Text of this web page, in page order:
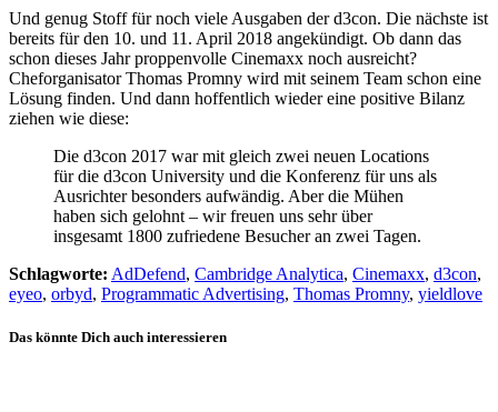
Und genug Stoff für noch viele Ausgaben der d3con. Die nächste ist
bereits für den 10. und 11. April 2018 angekündigt. Ob dann das
schon dieses Jahr proppenvolle Cinemaxx noch ausreicht?
Cheforganisator Thomas Promny wird mit seinem Team schon eine
Lösung finden. Und dann hoffentlich wieder eine positive Bilanz
ziehen wie diese:
Die d3con 2017 war mit gleich zwei neuen Locations
für die d3con University und die Konferenz für uns als
Ausrichter besonders aufwändig. Aber die Mühen
haben sich gelohnt – wir freuen uns sehr über
insgesamt 1800 zufriedene Besucher an zwei Tagen.
Schlagworte: AdDefend, Cambridge Analytica, Cinemaxx, d3con,
eyeo, orbyd, Programmatic Advertising, Thomas Promny, yieldlove
Das könnte Dich auch interessieren